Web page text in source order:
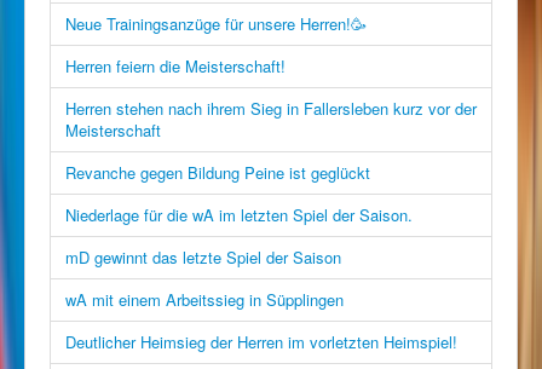
Neue Trainingsanzüge für unsere Herren!🥳
Herren feiern die Meisterschaft!
Herren stehen nach ihrem Sieg in Fallersleben kurz vor der
Meisterschaft
Revanche gegen Bildung Peine ist geglückt
Niederlage für die wA im letzten Spiel der Saison.
mD gewinnt das letzte Spiel der Saison
wA mit einem Arbeitssieg in Süpplingen
Deutlicher Heimsieg der Herren im vorletzten Heimspiel!